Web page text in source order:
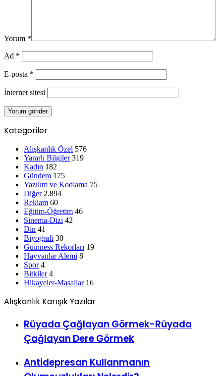
Ad*
E-posta
İnternet sitesi
Kategoriler
Alışkanlık Özel
Kadın 182
Gündem 175
Yazılım ve Kodlama
Diğer 2.894
Reklam 60
Eğitim-Öğretim
Sinema-Dizi
Din 41
Biyografi 30
Guinness Rekorları
Hayvanlar Alemi
Spor 4
Bitkiler 4
Hikayeler-Masallar
Alışkanlık Karışık Yazılar
Rüyada Çağlayan Görmek-Rüyada
Çağlayan Dere Görmek
Antidepresan Kullanmanın
Olumsuzlukları Nelerdir?